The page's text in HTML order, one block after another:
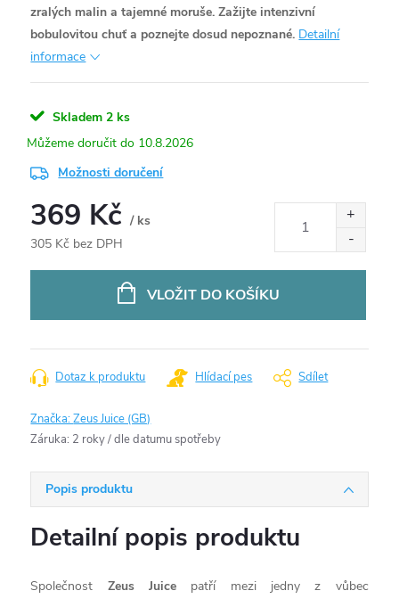
zralých malin a tajemné moruše. Zažijte intenzivní
bobulovitou chuť a poznejte dosud nepoznané. Detailní
informace
Skladem 2 ks
10.8.2026
Možnosti doručení
369 Kč/ ks
305 Kč bez DPH
VLOŽIT DO KOŠÍKU
Dotaz k produktu Hlídací pes Sdílet
Značka:Zeus Juice (GB)
Záruka: 2 roky / dle datumu spotřeby
Popis produktu
Detailní popis produktu
Společnost Zeus Juice patří mezi jedny z vůbec